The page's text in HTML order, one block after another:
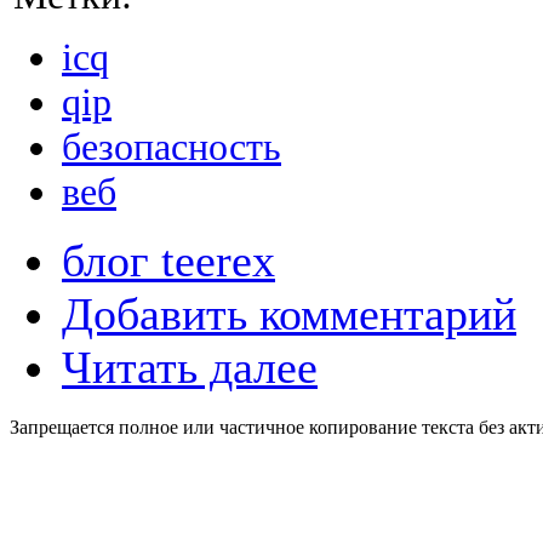
icq
qip
безопасность
веб
блог teerex
Добавить комментарий
Читать далее
Запрещается полное или частичное копирование текста без